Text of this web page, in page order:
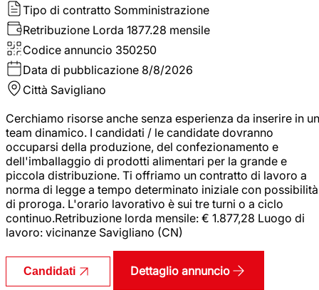
Tipo di contratto Somministrazione
Retribuzione Lorda 1877.28 mensile
Codice annuncio 350250
Data di pubblicazione 8/8/2026
Città Savigliano
Cerchiamo risorse anche senza esperienza da inserire in un
team dinamico. I candidati / le candidate dovranno
occuparsi della produzione, del confezionamento e
dell'imballaggio di prodotti alimentari per la grande e
piccola distribuzione. Ti offriamo un contratto di lavoro a
norma di legge a tempo determinato iniziale con possibilità
di proroga. L'orario lavorativo è sui tre turni o a ciclo
continuo.Retribuzione lorda mensile: € 1.877,28 Luogo di
lavoro: vicinanze Savigliano (CN)
Candidati Dettaglio annuncio